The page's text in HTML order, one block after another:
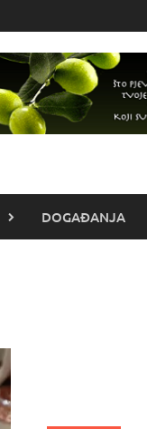
DOGAĐANJA